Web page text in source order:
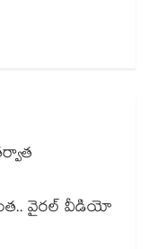
వైరల్ వీడియో